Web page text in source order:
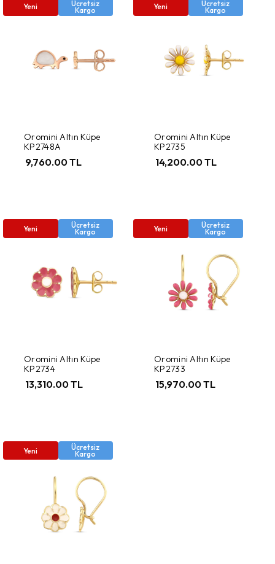
Yeni Ücretsiz
Kargo
Oromini Altın Küpe
KP2748A
9,760.00 TL
Yeni Ücretsiz
Kargo
Oromini Altın Küpe
KP2735
14,200.00 TL
Yeni Ücretsiz
Kargo
Oromini Altın Küpe
KP2734
13,310.00 TL
Yeni Ücretsiz
Kargo
Oromini Altın Küpe
KP2733
15,970.00 TL
Yeni Ücretsiz
Kargo